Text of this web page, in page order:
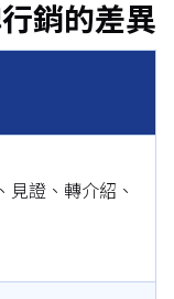
銷的差異
見證、轉介紹、